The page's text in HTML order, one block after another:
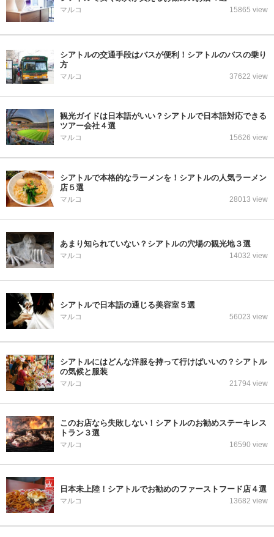
マルコ 15865 view
シアトルの交通手段はバスが便利！シアトルのバスの乗り
方
マルコ 37622 view
観光ガイドは日本語がいい？シアトルで日本語対応できる
ツアー会社４選
マルコ 15626 view
シアトルで本格的なラーメンを！シアトルの人気ラーメン
店５選
マルコ 28013 view
あまり知られていない？シアトルの穴場の観光地３選
マルコ 14032 view
シアトルで日本語の通じる美容室５選
マルコ 56023 view
シアトルにはどんな洋服を持って行けばいいの？シアトル
の気候と服装
マルコ 21794 view
このお店なら失敗しない！シアトルのお勧めステーキレス
トラン３選
マルコ 16590 view
日本未上陸！シアトルでお勧めのファーストフード店４選
マルコ 13682 view